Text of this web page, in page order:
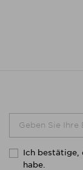
Ich bestätige,
habe.